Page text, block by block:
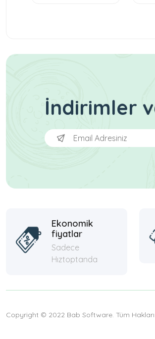
İndirimler
Ekonomik
fiyatlar
Sadece
Hıztoptanda
Copyright © 2022 Bab Software. Tüm Hakları